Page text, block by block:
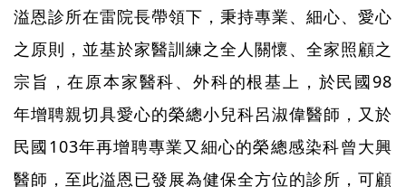
溢恩診所在雷院長帶領下，秉持專業、細心、愛心
之原則，並基於家醫訓練之全人關懷、全家照顧之
宗旨，在原本家醫科、外科的根基上，於民國98
年增聘親切具愛心的榮總小兒科呂淑偉醫師，又於
民國103年再增聘專業又細心的榮總感染科曾大興
醫師，至此溢恩已發展為健保全方位的診所，可顧